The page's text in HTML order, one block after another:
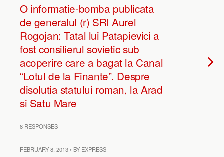
O informatie-bomba publicata
de generalul (r) SRI Aurel
Rogojan: Tatal lui Patapievici a
fost consilierul sovietic sub
acoperire care a bagat la Canal
“Lotul de la Finante”. Despre
disolutia statului roman, la Arad
si Satu Mare
8 RESPONSES
FEBRUARY 8, 2013 • BY EXPRESS